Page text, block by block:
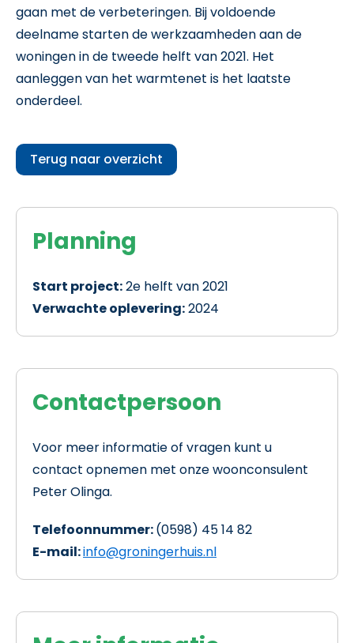
gaan met de verbeteringen. Bij voldoende
deelname starten de werkzaamheden aan de
woningen in de tweede helft van 2021. Het
aanleggen van het warmtenet is het laatste
onderdeel.
Terug naar overzicht
Planning
Start project:2e helft van 2021
Verwachte oplevering:2024
Contactpersoon
Voor meer informatie of vragen kunt u
contact opnemen met onze woonconsulent
Peter Olinga.
Telefoonnummer:(0598) 45 14 82
E-mail:info@groningerhuis.nl